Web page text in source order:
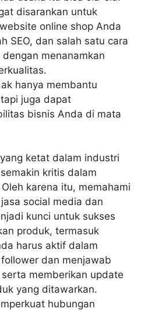
disarankan untuk
online shop Anda
SEO, dan salah satu cara
menanamkan
hanya membantu
juga dapat
bisnis Anda di mata
ketat dalam industri
kritis dalam
karena itu, memahami
social media dan
kunci untuk sukses
produk, termasuk
harus aktif dalam
dan menjawab
memberikan update
yang ditawarkan.
hubungan